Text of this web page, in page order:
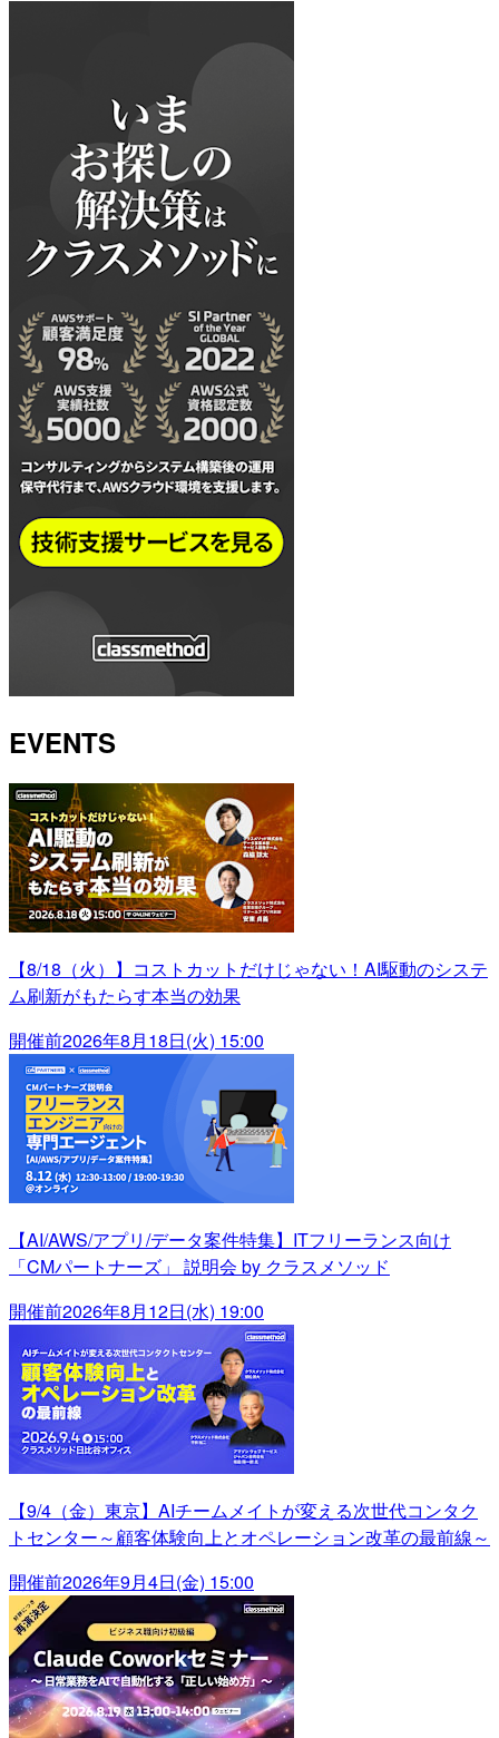
EVENTS
【8/18（火）】コストカットだけじゃない！AI駆動のシステ
ム刷新がもたらす本当の効果
開催前2026年8月18日(火) 15:00
【AI/AWS/アプリ/データ案件特集】ITフリーランス向け
「CMパートナーズ」 説明会 by クラスメソッド
開催前2026年8月12日(水) 19:00
【9/4（金）東京】AIチームメイトが変える次世代コンタク
トセンター～顧客体験向上とオペレーション改革の最前線～
開催前2026年9月4日(金) 15:00